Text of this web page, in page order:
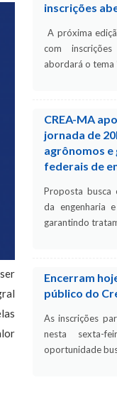
inscrições
A próxima
com
abordará o tema
CREA-MA
jornada de
agrônomos
federais de
Proposta busca
da engenharia
garantindo
Encerram
público do
As inscrições
nesta sexta-
oportunidade